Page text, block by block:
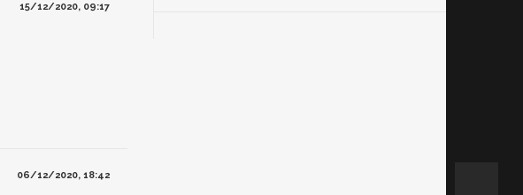
15/12/2020, 09:17
06/12/2020, 18:42